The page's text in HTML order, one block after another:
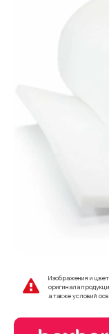
Изображения и
оригинала
а также условий